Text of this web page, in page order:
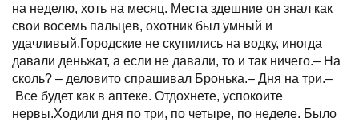
на неделю, хоть на месяц. Места здешние он знал как
свои восемь пальцев, охотник был умный и
удачливый.Городские не скупились на водку, иногда
давали деньжат, а если не давали, то и так ничего.– На
сколь? – деловито спрашивал Бронька.– Дня на три.–
Все будет как в аптеке. Отдохнете, успокоите
нервы.Ходили дня по три, по четыре, по неделе. Было